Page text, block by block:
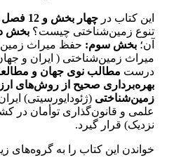
این کتاب در چهار بخش و 12 فصل
تنوع زمین‌شناختی چیست؟ بخش
آن؛ بخش سوم: حفظ میراث
میراث زمین‌شناختی ( ایران و
درست مطالب نوی جهان و
بهره‌برداری صحیح از روش‌های
زمین‌شناختی (ژئودایورسیتی)
علمی و قانون‌گذاری توأمان در
نزدیک) قرار گیرد.
خواندن این کتاب را به گروه‌های